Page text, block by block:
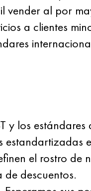
vender al por
a clientes
y los estándares
estandartizadas
el rostro de
descuentos.